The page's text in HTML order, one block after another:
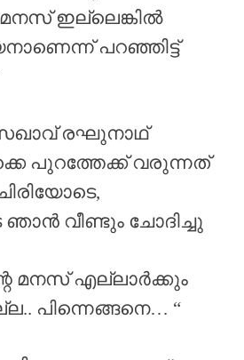
ഇല്ലെങ്കിൽ
പറഞ്ഞിട്ട്
രഘുനാഥ്‌
പുറത്തേക്ക് വരുന്നത്
വീണ്ടും ചോദിച്ചു
മനസ് എല്ലാർക്കും
പിന്നെങ്ങനെ… “